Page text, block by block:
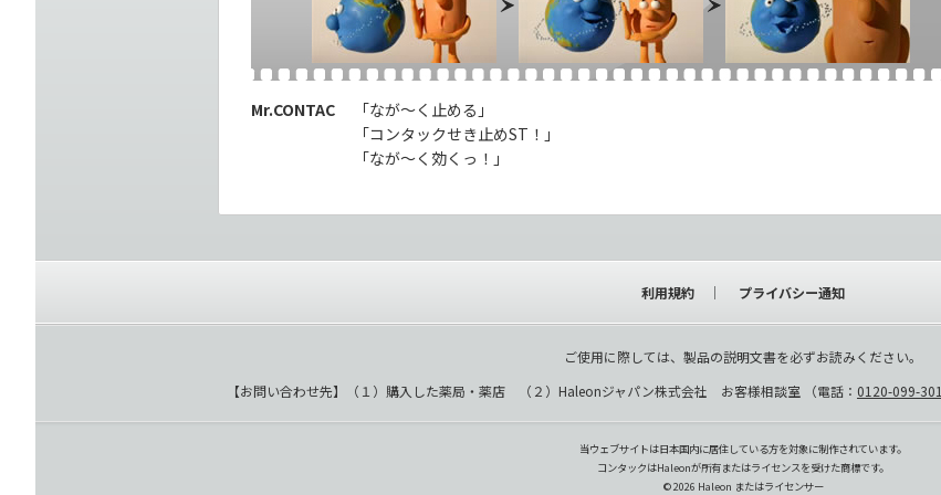
Mr.CONTAC
「なが～く止める」
「コンタックせき止めST！」
「なが～く効くっ！」
利用規約 プライバシー通知
ご使用に際しては、製品の説明文書を必ずお読みください。
【お問い合わせ先】（１）購入した薬局・薬店 （２）Haleonジャパン株式会社 お客様相談室 （電話： 0120-099-301
当ウェブサイトは日本国内に居住している方を対象に制作されています。
コンタックはHaleonが所有またはライセンスを受けた商標です。
©2026 Haleon またはライセンサー​